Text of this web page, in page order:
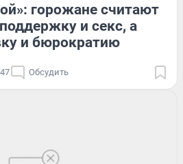
горожане считают
и секс, а
и бюрократию
Обсудить